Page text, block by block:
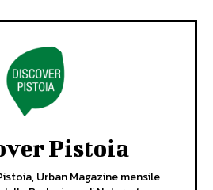
Pistoia
Urban Magazine mensile